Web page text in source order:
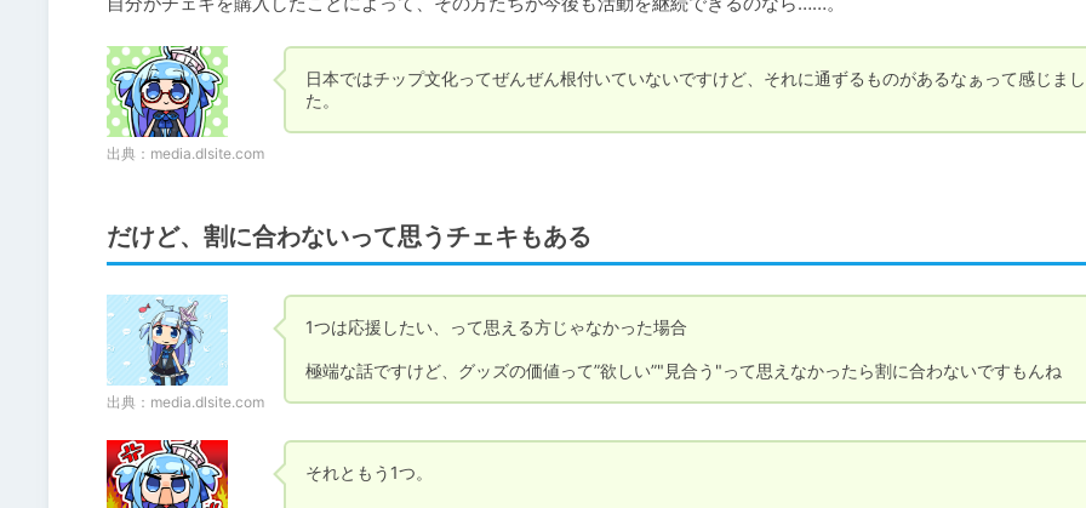
出典： media.dlsite.com
日本ではチップ文化ってぜんぜん根付いていないですけど、それに通ずるものがあるなぁって感じまし
た。
だけど、割に合わないって思うチェキもある
出典： media.dlsite.com
1つは応援したい、って思える方じゃなかった場合
極端な話ですけど、グッズの価値って”欲しい”"見合う"って思えなかったら割に合わないですもんね
それともう1つ。